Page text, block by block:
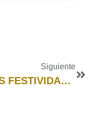
Siguiente
LAS FESTIVIDADES Y LOS CICLOS NATURALES